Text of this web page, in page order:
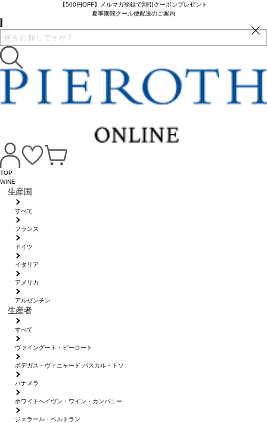
【500円OFF】メルマガ登録で割引クーポンプレゼント
夏季期間クール便配送のご案内
TOP
WINE
生産国
すべて
フランス
ドイツ
イタリア
アメリカ
アルゼンチン
生産者
すべて
ヴァイングート・ピーロート
ボデガス・ヴィニャード パスカル・トソ
パナメラ
ホワイトへイヴン・ワイン・カンパニー
ジェラール・ベルトラン